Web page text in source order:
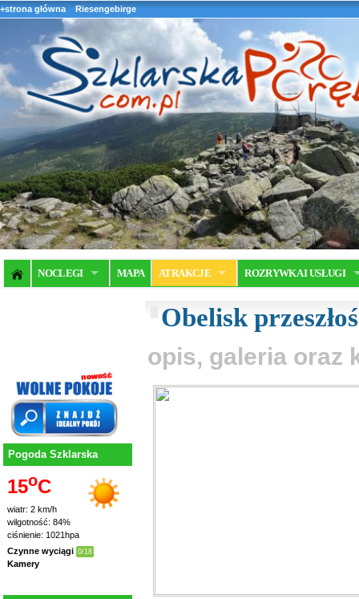
+strona główna Riesengebirge
NOCLEGI MAPA ATRAKCJE ROZRYWKA I USŁUGI
Pogoda Szklarska
15oC
wiatr: 2 km/h
wilgotność: 84%
ciśnienie: 1021hpa
Czynne wyciągi 0/18
Kamery
Obelisk
opis, galeria oraz